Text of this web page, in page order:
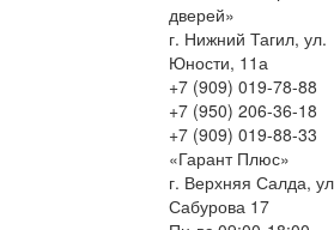
дверей»
г. Нижний Тагил, ул.
Юности, 11а
+7 (909) 019-78-88
+7 (950) 206-36-18
+7 (909) 019-88-33
«Гарант Плюс»
г. Верхняя Салда,
Сабурова 17